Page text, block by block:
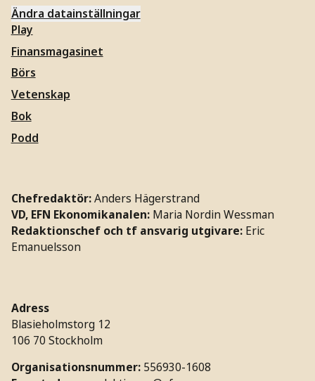
Ändra datainställningar
Play
Finansmagasinet
Börs
Vetenskap
Bok
Podd
Chefredaktör:Anders Hägerstrand
VD, EFN Ekonomikanalen: Maria Nordin Wessman
Redaktionschef och tf ansvarig utgivare: Eric
Emanuelsson
Adress
Blasieholmstorg 12
106 70 Stockholm
Organisationsnummer: 556930-1608